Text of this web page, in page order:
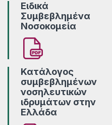
Ειδικά
Συμβεβλημένα
Νοσοκομεία
Κατάλογος
συμβεβλημένων
νοσηλευτικών
ιδρυμάτων στην
Ελλάδα